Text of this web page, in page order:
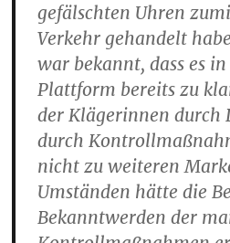
gefälschten Uhren
Verkehr gehandelt
war bekannt, dass es
Plattform bereits zu
der Klägerinnen durch
durch
nicht zu weiteren
Umständen hätte die
Bekanntwerden der